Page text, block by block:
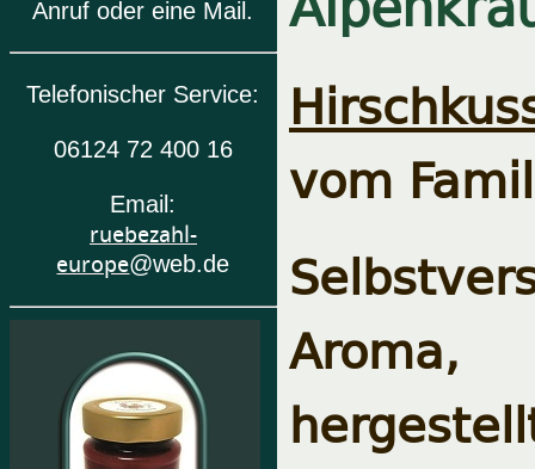
Anruf oder eine Mail.
Telefonischer Service:
06124 72 400 16
Email:
ruebezahl-
europe@web.de
vom
Aroma,